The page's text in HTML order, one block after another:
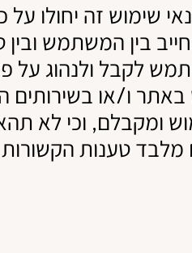
שימוש זה יחולו
בין המשתמש ובין
לקבל ולנהוג על
ו/או בשירותים
ומקבלם, וכי לא
טענות